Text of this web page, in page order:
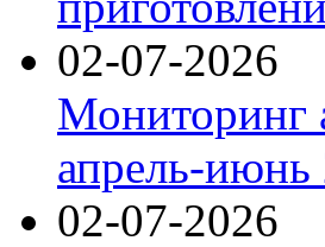
02-07-2026
Мониторинг
апрель-июнь
02-07-2026